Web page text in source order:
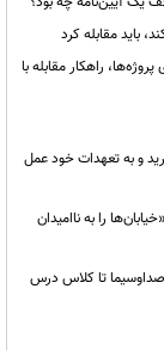
باید مقابله کرد
راهکار مقابله با
و به تعهدات خود عمل
را به ناامیدان
صداوسیما تا کلاس درس